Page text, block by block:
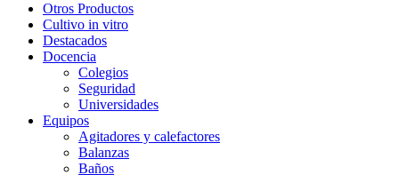
Otros Productos
Cultivo in vitro
Destacados
Docencia
Colegios
Seguridad
Universidades
Equipos
Agitadores y calefactores
Balanzas
Baños